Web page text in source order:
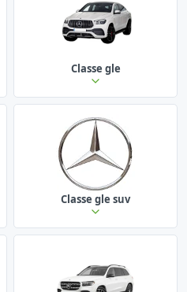
Classe gle
Classe gle suv